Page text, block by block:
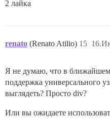
2 лайка
renato (Renato Atilio) 15
Я не думаю, что в
поддержка универсального
выглядеть? Просто div?
Или вы ожидаете